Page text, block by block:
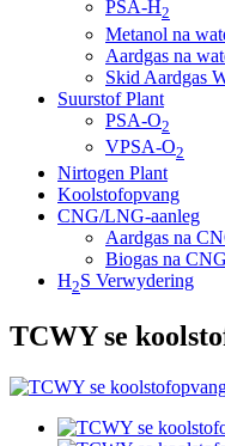
PSA-H2
Metanol na
Aardgas na
Skid Aardgas
Suurstof Plant
PSA-O2
VPSA-O2
Nirtogen Plant
Koolstofopvang
CNG/LNG-aanleg
Aardgas na
Biogas na
H2S Verwydering
TCWY se